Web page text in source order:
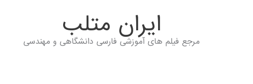
ايران متلب
مرجع فیلم های آموزشی فارسی دانشگاهی و مهندسی